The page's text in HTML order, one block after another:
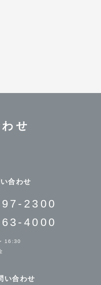
せ
合わせ
2300
4000
16:30
い合わせ